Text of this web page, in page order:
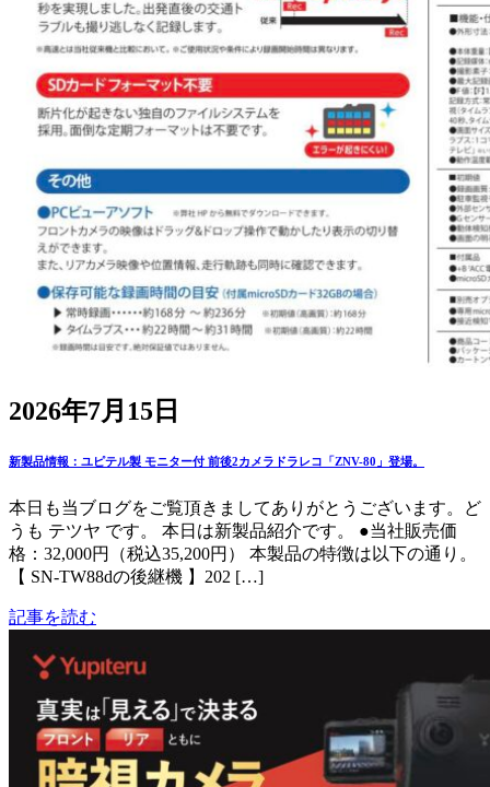
2026年7月15日
新製品情報：ユピテル製 モニター付 前後2カメラドラレコ「ZNV-80」登場。
本日も当ブログをご覧頂きましてありがとうございます。ど
うも テツヤ です。 本日は新製品紹介です。 ●当社販売価
格：32,000円（税込35,200円） 本製品の特徴は以下の通り。
【 SN-TW88dの後継機 】202 […]
記事を読む